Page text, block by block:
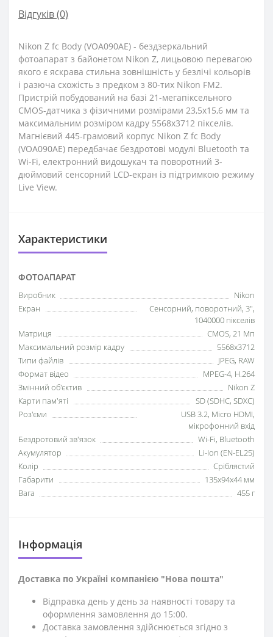
Відгуків (0)
Nikon Z fc Body (VOA090AE) - бездзеркальний
фотоапарат з байонетом Nikon Z, лицьовою перевагою
якого є яскрава стильна зовнішність у безлічі кольорів
і разюча схожість з предком з 80-тих Nikon FM2.
Пристрій побудований на базі 21-мегапіксельного
CMOS-датчика з фізичними розмірами 23,5x15,6 мм та
максимальним розміром кадру 5568x3712 пікселів.
Магнієвий 445-грамовий корпус Nikon Z fc Body
(VOA090AE) передбачає бездротові модулі Bluetooth та
Wi-Fi, електронний видошукач та поворотний 3-
дюймовий сенсорний LCD-екран із підтримкою режиму
Live View.
Характеристики
ФОТОАПАРАТ
Виробник
Nikon
Екран
Сенсорний, поворотний, 3",
1040000 пікселів
Матриця
CMOS, 21 Мп
Максимальний розмір кадру
5568x3712
Типи файлів
JPEG, RAW
Формат відео
MPEG-4, H.264
Змінний об'єктив
Nikon Z
Карти пам'яті
SD (SDHC, SDXC)
Роз'єми
USB 3.2, Micro HDMI,
мікрофонний вхід
Бездротовий зв'язок
Wi-Fi, Bluetooth
Акумулятор
Li-Ion (EN-EL25)
Колір
Сріблястий
Габарити
135x94x44 мм
Вага
455 г
Iнформація
Доставка по Україні компанією "Нова пошта"
Відправка день у день за наявності товару та
оформлення замовлення до 15:00.
Доставка замовлення здійснюється згідно з